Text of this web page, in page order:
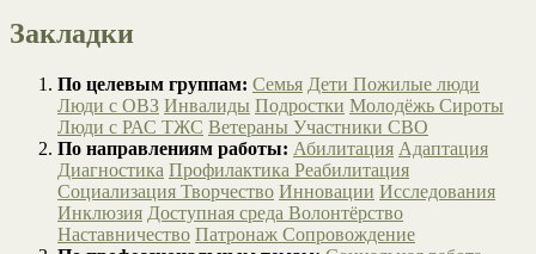
Закладки
По целевым группам: Семья Дети Пожилые люди
Люди с ОВЗ Инвалиды Подростки Молодёжь Сироты
Люди с РАС ТЖС Ветераны Участники СВО
По направлениям работы: Абилитация Адаптация
Диагностика Профилактика Реабилитация
Социализация Творчество Инновации Исследования
Инклюзия Доступная среда Волонтёрство
Наставничество Патронаж Сопровождение